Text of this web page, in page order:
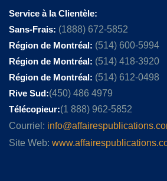
Service à la Clientèle:
Sans-Frais: (1888) 672-5852
Région de Montréal: (514) 600-5994
Région de Montréal: (514) 418-3920
Région de Montréal: (514) 612-0498
Rive Sud:(450) 486 4979
Télécopieur:(1 888) 962-5852
Courriel:
Site Web: